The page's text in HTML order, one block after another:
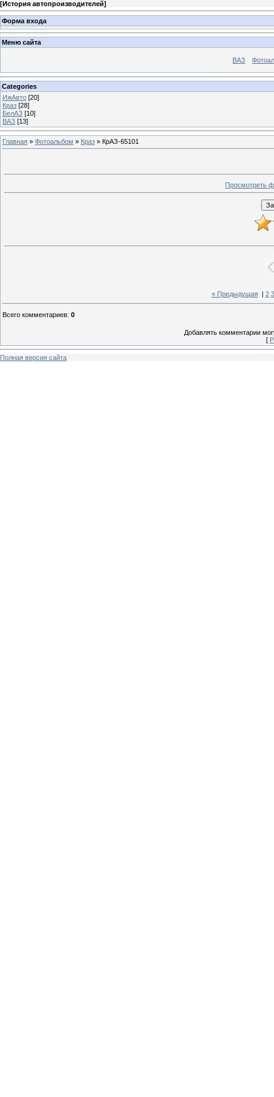
[История автопроизводителей]
Форма входа
Меню сайта
ВАЗ
Categories
ИжАвто [20]
Краз [28]
БелАЗ [10]
ВАЗ [13]
Главная » Фотоальбом » Краз » КрАЗ-65101
Просмотреть
« Предыдущая| 2 3
Всего комментариев: 0
Добавлять комментарии
[
Полная версия сайта